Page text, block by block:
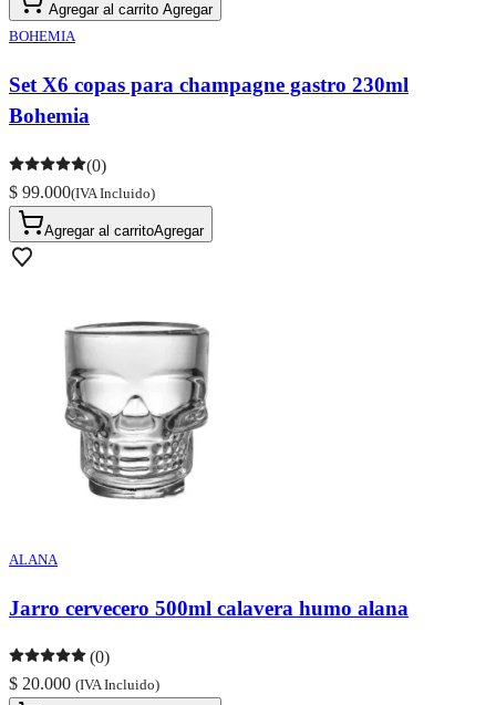
Agregar al carrito Agregar
BOHEMIA
Set X6 copas para champagne gastro 230ml
Bohemia
(0)
$ 99.000(IVA Incluido)
Agregar al carritoAgregar
ALANA
Jarro cervecero 500ml calavera humo alana
(0)
$ 20.000 (IVA Incluido)